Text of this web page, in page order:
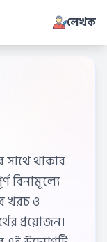
লেখক
সাথে থাকার
বিনামূল্যে
খরচ ও
প্রয়োজন।